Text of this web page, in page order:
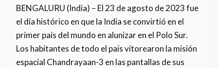
BENGALURU (India) – El 23 de agosto de 2023 fue
el día histórico en que la India se convirtió en el
primer país del mundo en alunizar en el Polo Sur.
Los habitantes de todo el país vitorearon la misión
espacial Chandrayaan-3 en las pantallas de sus